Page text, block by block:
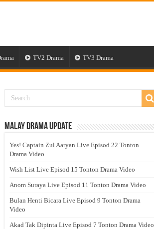
TV2 Drama TV3 Drama
Malay Drama Update
Yes! Captain Zul Aaryan Live Episod 22 Tonton
Drama Video
Wish List Live Episod 15 Tonton Drama Video
Anom Suraya Live Episod 11 Tonton Drama Video
Bulan Henti Bicara Live Episod 9 Tonton Drama
Video
Akad Tak Dipinta Live Episod 7 Tonton Drama Video